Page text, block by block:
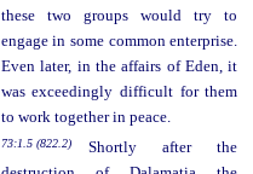
these two groups would try to
engage in some common enterprise.
Even later, in the affairs of Eden, it
was exceedingly difficult for them
to work together in peace.
73:1.5 (822.2)
Shortly after the